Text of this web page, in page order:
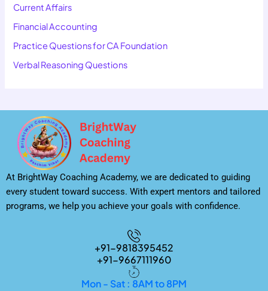
Current Affairs
Financial Accounting
Practice Questions for CA Foundation
Verbal Reasoning Questions
At BrightWay Coaching Academy, we are dedicated to guiding
every student toward success. With expert mentors and tailored
programs, we help you achieve your goals with confidence.
+91-9818395452
+91-9667111960
Mon - Sat : 8AM to 8PM